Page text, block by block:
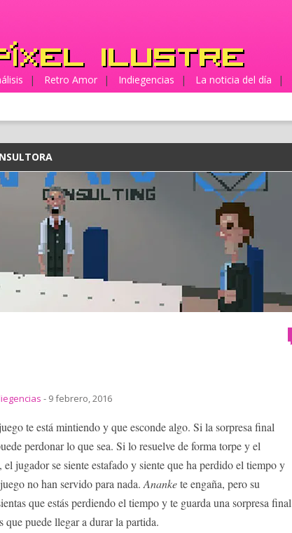
| Retro Amor | Indiegencias | La noticia del día |
- 9 febrero, 2016
te está mintiendo y que esconde algo. Si la sorpresa final
perdonar lo que sea. Si lo resuelve de forma torpe y el
el jugador se siente estafado y siente que ha perdido el tiempo y
no han servido para nada. Anankete engaña, pero su
que estás perdiendo el tiempo y te guarda una sorpresa final
puede llegar a durar la partida.